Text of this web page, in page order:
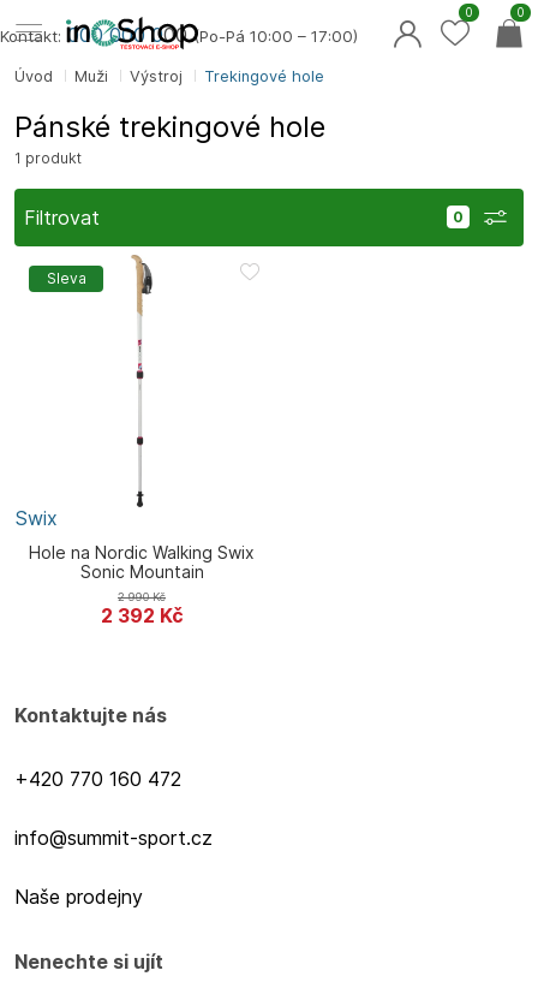
Úvod Muži Výstroj Trekingové hole
Pánské trekingové hole
1 produkt
Filtrovat
Sleva
Swix
Hole na Nordic Walking Swix
Sonic Mountain
2 392 Kč
2 990Kč
Kontakt: 000 000 000(Po-Pá 10:00 – 17:00)
0
0
Kontaktujte nás
+420 770 160 472
info@summit-sport.cz
Naše prodejny
Nenechte si ujít